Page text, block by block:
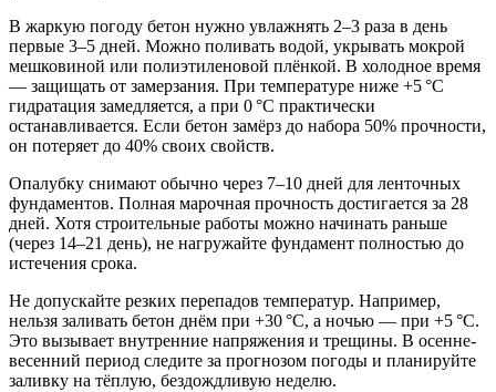
В жаркую погоду бетон нужно увлажнять 2–3 раза в день
первые 3–5 дней. Можно поливать водой, укрывать мокрой
мешковиной или полиэтиленовой плёнкой. В холодное время
— защищать от замерзания. При температуре ниже +5 °C
гидратация замедляется, а при 0 °C практически
останавливается. Если бетон замёрз до набора 50% прочности,
он потеряет до 40% своих свойств.
Опалубку снимают обычно через 7–10 дней для ленточных
фундаментов. Полная марочная прочность достигается за 28
дней. Хотя строительные работы можно начинать раньше
(через 14–21 день), не нагружайте фундамент полностью до
истечения срока.
Не допускайте резких перепадов температур. Например,
нельзя заливать бетон днём при +30 °C, а ночью — при +5 °C.
Это вызывает внутренние напряжения и трещины. В осенне-
весенний период следите за прогнозом погоды и планируйте
заливку на тёплую, бездождливую неделю.